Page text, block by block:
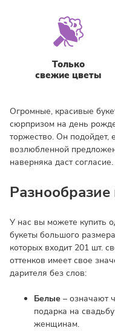
Только
свежие цветы
Огромные, красивые
сюрпризом на день
торжество. Он подойдет,
возлюбленной
наверняка даст согласие.
Разнообразие
У нас вы можете купить
букеты большого
которых входит 201 шт.
оттенков имеет свое
дарителя без слов:
Белые – означают
подарка на
женщинам.